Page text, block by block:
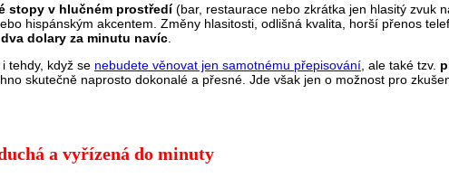
stopy v hlučném prostředí(bar, restaurace nebo zkrátka jen hlasitý zvuk
hispánským akcentem. Změny hlasitosti, odlišná kvalita, horší přenos
dva dolary za minutu navíc
tehdy, když se nebudete věnovat jen samotnému přepisování , ale také tzv.
skutečně naprosto dokonalé a přesné. Jde však jen o možnost pro
a vyřízená do minuty